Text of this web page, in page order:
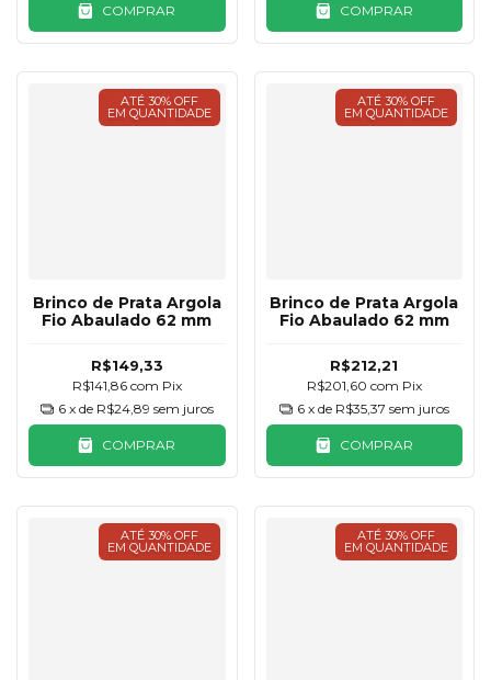
COMPRAR COMPRAR
ATÉ 30% OFF
EM QUANTIDADE
Brinco de Prata Argola
Fio Abaulado 62 mm
R$149,33
R$141,86 com Pix
6 x de R$24,89 sem juros
COMPRAR
ATÉ 30% OFF
EM QUANTIDADE
Brinco de Prata Argola
Fio Abaulado 62 mm
R$212,21
R$201,60 com Pix
6 x de R$35,37 sem juros
COMPRAR
ATÉ 30% OFF
EM QUANTIDADE
ATÉ 30% OFF
EM QUANTIDADE